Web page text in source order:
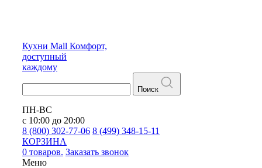
Кухни Mall Комфорт,
доступный
каждому
Поиск
ПН-ВС
с 10:00 до 20:00
8 (800) 302-77-06 8 (499) 348-15-11
КОРЗИНА
0 товаров. Заказать звонок
Меню